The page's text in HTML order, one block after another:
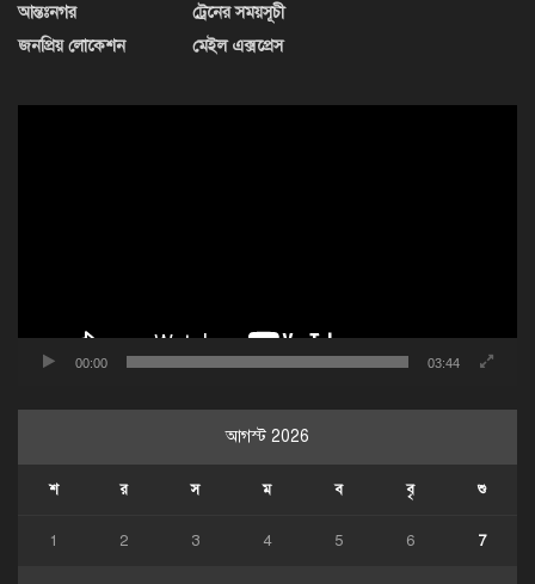
আন্তঃনগর
জনপ্রিয় লোকেশন
ট্রেনের সময়সূচী
মেইল এক্সপ্রেস
00:00 03:44
আগস্ট 2026
শ র স ম ব বৃ শু
1 2 3 4 5 6 7